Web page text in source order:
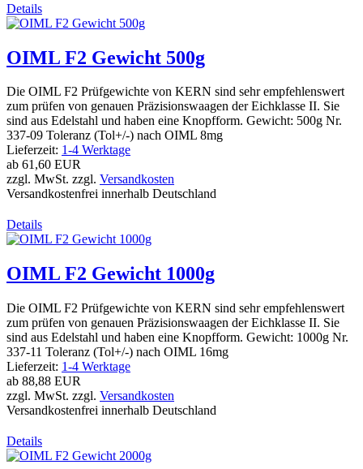
Details
OIML F2 Gewicht 500g
Die OIML F2 Prüfgewichte von KERN sind sehr empfehlenswert
zum prüfen von genauen Präzisionswaagen der Eichklasse II. Sie
sind aus Edelstahl und haben eine Knopfform. Gewicht: 500g Nr.
337-09 Toleranz (Tol+/-) nach OIML 8mg
Lieferzeit: 1-4 Werktage
ab 61,60 EUR
zzgl. MwSt. zzgl. Versandkosten
Versandkostenfrei innerhalb Deutschland
Details
OIML F2 Gewicht 1000g
Die OIML F2 Prüfgewichte von KERN sind sehr empfehlenswert
zum prüfen von genauen Präzisionswaagen der Eichklasse II. Sie
sind aus Edelstahl und haben eine Knopfform. Gewicht: 1000g Nr.
337-11 Toleranz (Tol+/-) nach OIML 16mg
Lieferzeit: 1-4 Werktage
ab 88,88 EUR
zzgl. MwSt. zzgl. Versandkosten
Versandkostenfrei innerhalb Deutschland
Details